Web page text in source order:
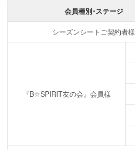
会員種別･ステージ
シーズンシートご契約者様
『B☆SPIRIT友の会』会員様